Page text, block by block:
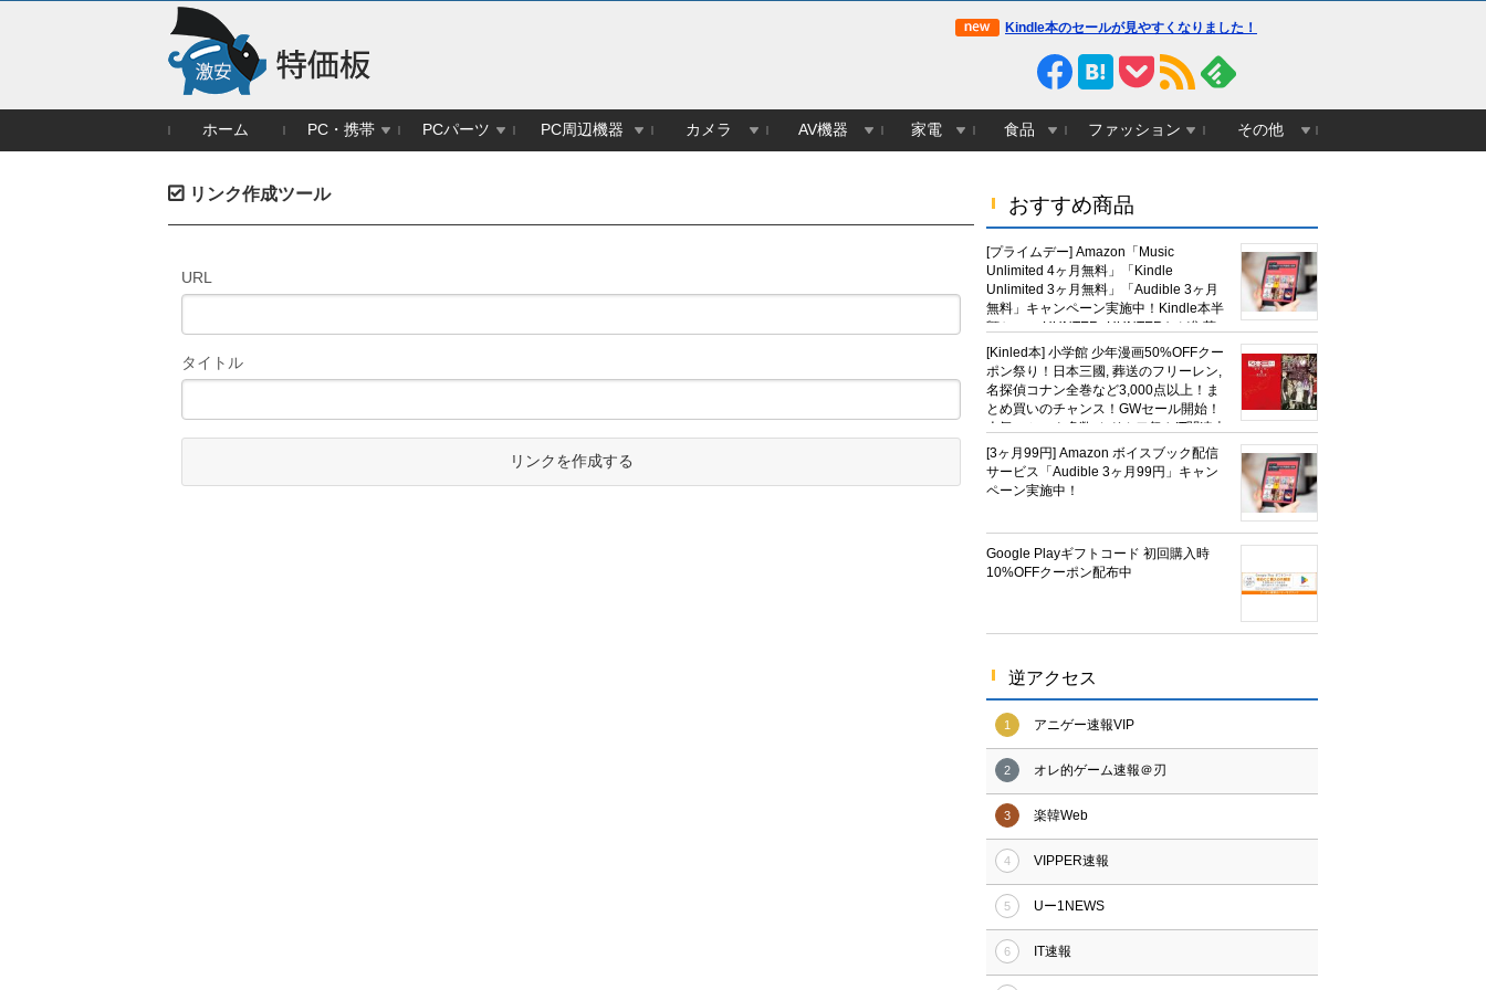
Kindle本のセールが見やすくなりました！
ホーム PC・携帯 PCパーツ PC周辺機器 カメラ AV機器 家電 食品 ファッション その他
おすすめ商品
[プライムデー] Amazon「Music
Unlimited 4ヶ月無料」「Kindle
Unlimited 3ヶ月無料」「Audible 3ヶ月
無料」キャンペーン実施中！Kindle本半
額セール HUNTER×HUNTERなど集英
社、無職転生,幼女戦記など
KADOKAWA、キャプテン翼100円セー
ルも！
[Kinled本] 小学館 少年漫画50%OFFクー
ポン祭り！日本三國, 葬送のフリーレン,
名探偵コナン全巻など3,000点以上！ま
とめ買いのチャンス！GWセール開始！
人気コミック多数 カドカワ祭やIT関連本
がセールに！
[3ヶ月99円] Amazon ボイスブック配信
サービス「Audible 3ヶ月99円」キャン
ペーン実施中！
Google Playギフトコード 初回購入時
10%OFFクーポン配布中
逆アクセス
1 アニゲー速報VIP
2 オレ的ゲーム速報＠刃
3 楽韓Web
4 VIPPER速報
5 Uー1NEWS
6 IT速報
リンク作成ツール
URL
タイトル
リンクを作成する